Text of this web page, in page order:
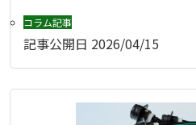
コラム記事
記事公開日 2026/04/15